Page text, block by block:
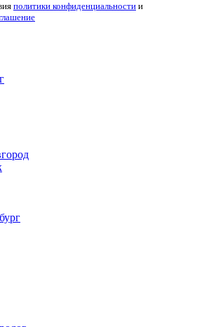
политики конфиденциальности и